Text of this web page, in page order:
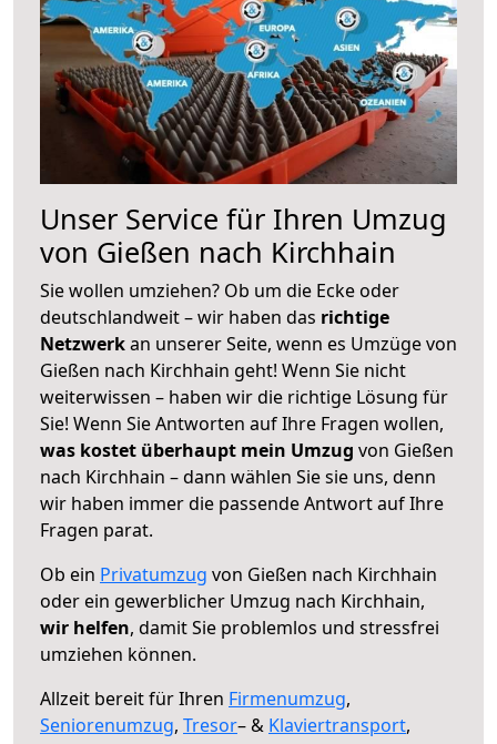
Unser Service für Ihren Umzug
von Gießen nach Kirchhain
Sie wollen umziehen? Ob um die Ecke oder
deutschlandweit – wir haben das richtige
Netzwerkan unserer Seite, wenn es Umzüge von
Gießen nach Kirchhain geht! Wenn Sie nicht
weiterwissen – haben wir die richtige Lösung für
Sie! Wenn Sie Antworten auf Ihre Fragen wollen,
was kostet überhaupt mein Umzug von Gießen
nach Kirchhain – dann wählen Sie sie uns, denn
wir haben immer die passende Antwort auf Ihre
Fragen parat.
Ob ein Privatumzug von Gießen nach Kirchhain
oder ein gewerblicher Umzug nach Kirchhain,
wir helfen, damit Sie problemlos und stressfrei
umziehen können.
Allzeit bereit für Ihren Firmenumzug,
Seniorenumzug, Tresor– & Klaviertransport,